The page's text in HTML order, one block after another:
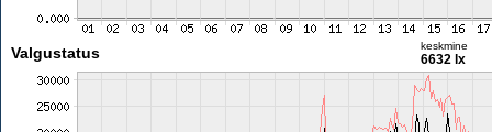
Valgustatus keskmine
6632 lx